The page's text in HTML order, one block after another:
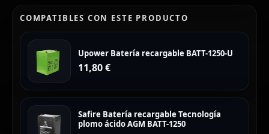
COMPATIBLES CON ESTE PRODUCTO
Upower Batería recargable BATT-1250-U
11,80€
Safire Batería recargable Tecnología
plomo ácido AGM BATT-1250